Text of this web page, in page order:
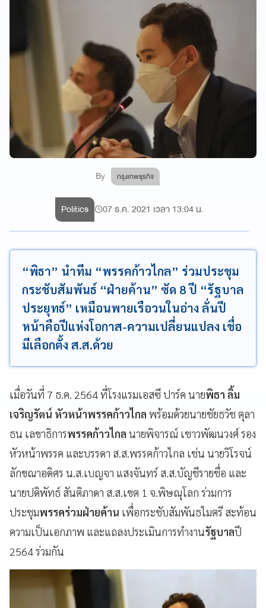
By กรุงเทพธุรกิจ
Politics 07 ธ.ค. 2021 เวลา 13:04 น.
“พิธา” นำทีม “พรรคก้าวไกล” ร่วมประชุม
กระชับสัมพันธ์ “ฝ่ายค้าน” ซัด 8 ปี “รัฐบาล
ประยุทธ์” เหมือนพายเรือวนในอ่าง ลั่นปี
หน้าคือปีแห่งโอกาส-ความเปลี่ยนแปลง เชื่อ
มีเลือกตั้ง ส.ส.ด้วย
เมื่อวันที่ 7 ธ.ค. 2564 ที่โรงแรมเอสซี ปาร์ค นายพิธา ลิ้ม
เจริญรัตน์ หัวหน้าพรรคก้าวไกล พร้อมด้วยนายชัยธวัช ตุลา
ธน เลขาธิการพรรคก้าวไกล นายพิจารณ์ เชาวพัฒนวงศ์ รอง
หัวหน้าพรรค และบรรดา ส.ส.พรรคก้าวไกล เช่น นายวิโรจน์
ลักขณาอดิศร น.ส.เบญจา แสงจันทร์ ส.ส.บัญชีรายชื่อ และ
นายปดิพัทธ์ สันติภาดา ส.ส.เขต 1 จ.พิษณุโลก ร่วมการ
ประชุมพรรคร่วมฝ่ายค้าน เพื่อกระชับสัมพันธไมตรี สะท้อน
ความเป็นเอกภาพ และแถลงประเมินการทำงานรัฐบาลปี
2564 ร่วมกัน